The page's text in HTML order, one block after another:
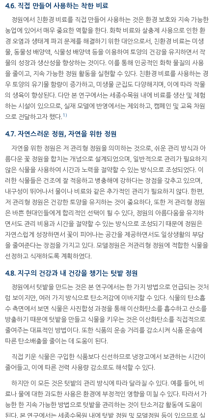
4.6. 직접 만들어 사용하는 착한 비료
정원에서 친환경 비료를 직접 만들어 사용하는 것은 환경 보호와 지속 가능한
농업에 있어서 매우 중요한 역할을 한다. 화학 비료와 살충제 사용으로 인한 환
경 오염과 생태계 파괴 문제를 해결하기 위한 대안으로서, 친환경 비료는 미생
물, 동물성 배양액, 식물성 배양액 등을 이용하여 토양의 건강을 유지하면서 작
물의 성장과 생산성을 향상하는 것이다. 이를 통해 인공적인 화학 물질의 사용
을 줄이고, 지속 가능한 정원 활동을 실현할 수 있다. 친환경 비료를 사용하는 경
우 토양의 유기물 함량이 증가하고, 미생물 군집도 다양해지며, 이에 따라 작물
의 생육이 향상된다. 다만 본 연구에서는 세종수목원 내에 비료를 생산 및 체험
하는 시설이 있으므로, 실재 모델에 반영에서는 제외하고, 캠페인 및 교육 차원
으로 전달하고자 했다.1)
4.7. 자연스러운 정원, 자연을 위한 정원
자연을 위한 정원은 저 관리형 정원을 의미하는 것으로, 쉬운 관리 방식과 아
름다운 꽃 정원을 합치는 개념으로 설계되었으며, 일반적으로 관리가 필요하지
않은 식물을 사용하여 시간과 노력을 절약할 수 있는 방식으로 조성되었다. 이
러한 식물들은 건조에 잘 적응하고 병충해에 강하다는 장점을 갖추고 있으며,
내구성이 뛰어나서 물이나 비료와 같은 추가적인 관리가 필요하지 않다. 한편,
저 관리형 정원은 건강한 토양을 유지하는 것이 중요하다, 또한 저 관리형 정원
은 바쁜 현대인들에게 합리적인 선택이 될 수 있다, 정원의 아름다움을 유지하
면서도 관리 비용과 시간을 절약할 수 있는 방식으로 조성되기 때문에 정원은
자연스럽게 성장하면서 꽃이 피어나는 공간을 제공하면서도 일상생활의 부담
을 줄여준다는 장점을 가지고 있다. 모델정원은 저관리형 정원에 적합한 식물을
선정하고 식재하도록 계획하였다.
4.8. 지구의 건강과 내 건강을 챙기는 텃밭 정원
정원에서 텃밭을 만드는 것은 본 연구에서는 한 가지 방법으로 언급되는 것처
럼 보이지만, 여러 가지 방식으로 탄소저감에 이바지할 수 있다. 식물의 탄소흡
수 측면에서 보면 식물은 사진합성 과정을 통해 이산화탄소를 흡수하고 산소를
방출하기 때문에 텃밭을 만들고 식물을 키우는 것은 이산화탄소를 직접적으로
줄여주는 대표적인 방법이다. 또한 식품의 운송 거리를 감소시켜 식품 운송에
따른 탄소배출을 줄이는 데 도움이 된다.
직접 키운 식물은 구입한 식품보다 신선하므로 냉장고에서 보관하는 시간이
줄어들고, 이에 따른 전력 사용량 감소로도 해석할 수 있다.
하지만 이 모든 것은 텃밭의 관리 방식에 따라 달라질 수 있다. 예를 들어, 비
료나 물에 대한 과도한 사용은 환경에 부정적인 영향을 미칠 수 있다. 따라서 가
능한 한 지속 가능한 방법으로 텃밭을 관리하는 것이 탄소저감 활동에 도움이
된다. 본 연구에서는 세종수목원 내에 텃밭 정원 및 모델정원 등이 있으므로 실